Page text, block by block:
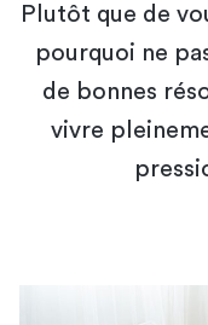
Plutôt que de
pourquoi ne
de bonnes
vivre